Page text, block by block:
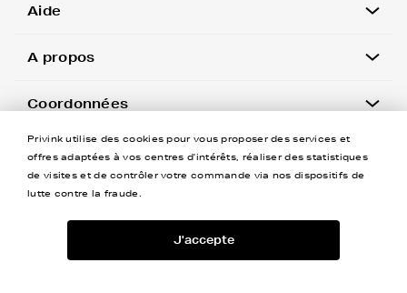
Aide
A propos
Coordonnées
Newsletter
Privink utilise des cookies pour vous proposer des services et
offres adaptées à vos centres d'intérêts, réaliser des statistiques
de visites et de contrôler votre commande via nos dispositifs de
lutte contre la fraude.
J'accepte